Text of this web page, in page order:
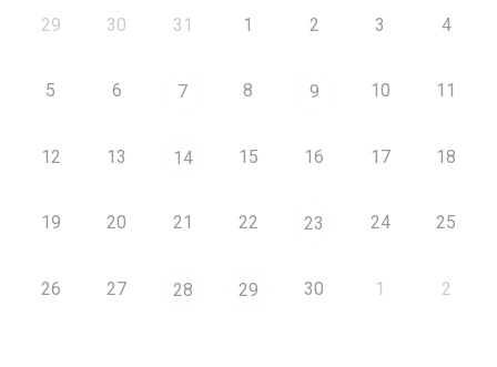
29 30 31 1 2 3 4
5 6 7 8 9 10 11
12 13 14 15 16 17 18
19 20 21 22 23 24 25
26 27 28 29 30 1 2